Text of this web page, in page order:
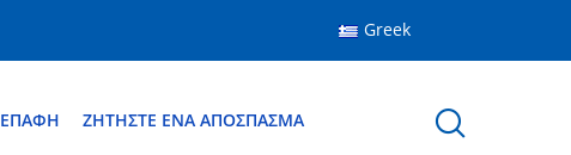
Greek
ΕΠΑΦΉ ΖΗΤΉΣΤΕ ΈΝΑ ΑΠΌΣΠΑΣΜΑ